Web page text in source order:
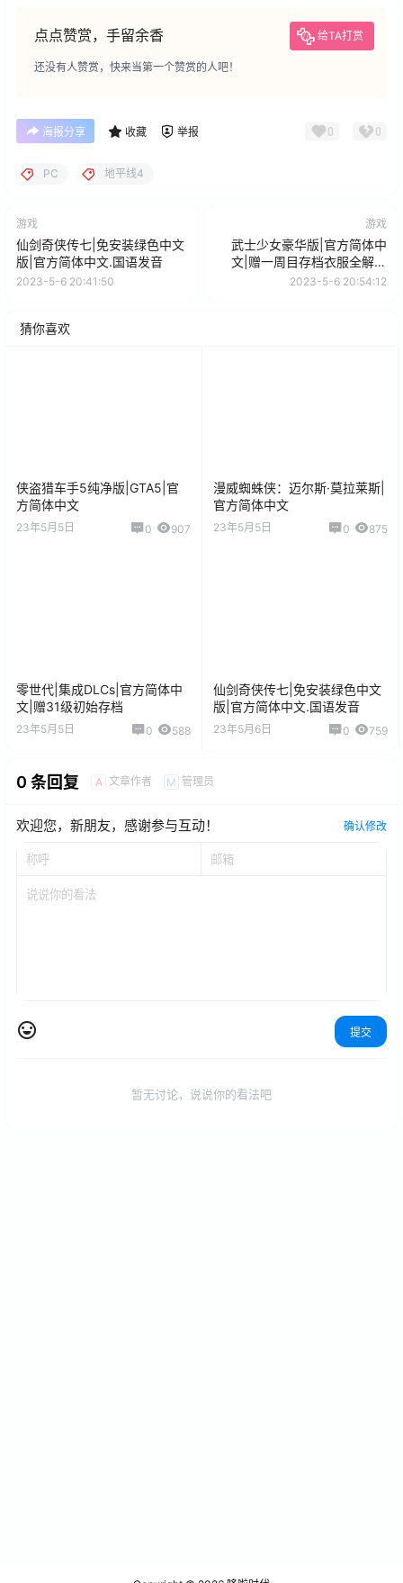
点点赞赏，手留余香 给TA打赏
还没有人赞赏，快来当第一个赞赏的人吧！
海报分享 收藏 举报 0 0
PC 地平线4
游戏
仙剑奇侠传七|免安装绿色中文
版|官方简体中文.国语发音
2023-5-6 20:41:50
游戏
武士少女豪华版|官方简体中
文|赠一周目存档衣服全解锁
+武器全满级
2023-5-6 20:54:12
猜你喜欢
侠盗猎车手5纯净版|GTA5|官
方简体中文
23年5月5日 0 907
漫威蜘蛛侠：迈尔斯·莫拉莱斯|
官方简体中文
23年5月5日 0 875
零世代|集成DLCs|官方简体中
文|赠31级初始存档
23年5月5日 0 588
仙剑奇侠传七|免安装绿色中文
版|官方简体中文.国语发音
23年5月6日 0 759
0 条回复 A 文章作者 M 管理员
欢迎您，新朋友，感谢参与互动！ 确认修改
提交
暂无讨论，说说你的看法吧